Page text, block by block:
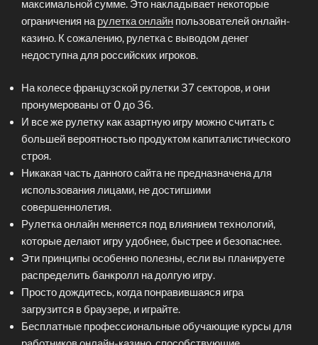
максимальной сумме. Это накладывает некоторые
ограничения нарулетка онлайн пользователей онлайн-
казино. К сожалению, рулетка с выводом денег
недоступна для российских игроков.
На колесе французской рулетки 37 секторов, и они
пронумерованы от 0 до 36.
И все же рулетку как азартную игру можно считать с
большей вероятностью продуктом капиталистического
строя.
Никакая часть данного сайта не предназначена для
использования лицами, не достигшими
совершеннолетия.
Рулетка онлайн меняется под влиянием технологий,
которые делают игру удобнее, быстрее и безопаснее.
Эти принципы особенно полезны, если вы планируете
распределить банкролл на долгую игру.
Просто дождитесь, когда понравившаяся игра
загрузится в браузере, и играйте.
Бесплатные профессиональные обучающие курсы для